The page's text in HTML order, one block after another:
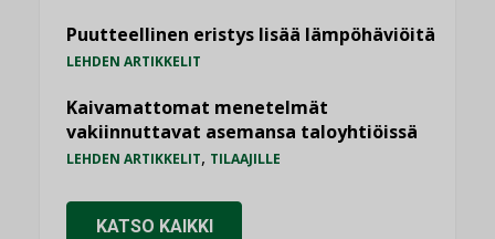
Puutteellinen eristys lisää lämpöhäviöitä
LEHDEN ARTIKKELIT
Kaivamattomat menetelmät
vakiinnuttavat asemansa taloyhtiöissä
LEHDEN ARTIKKELIT, TILAAJILLE
KATSO KAIKKI